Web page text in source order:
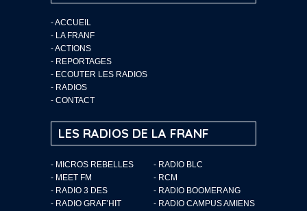
-ACCUEIL
- LA FRANF
-ACTIONS
- REPORTAGES
- ECOUTER LES RADIOS
- RADIOS
- CONTACT
LES RADIOS DE LA FRANF
- MICROS REBELLES
- RADIO BLC
- MEET FM
- RCM
- RADIO 3 DES
- RADIO BOOMERANG
- RADIO GRAF’HIT
- RADIO CAMPUS AMIENS